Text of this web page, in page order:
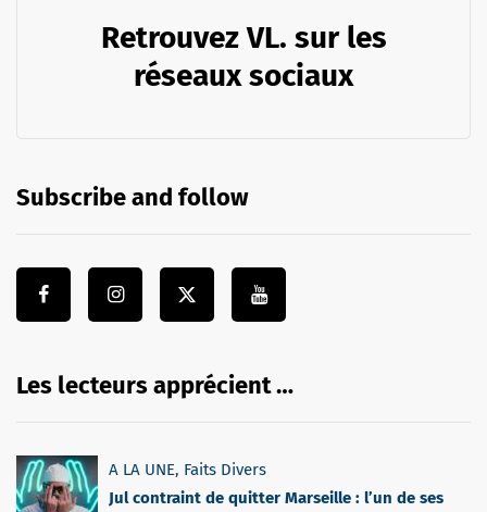
Retrouvez VL. sur les
réseaux sociaux
Subscribe and follow
Les lecteurs apprécient …
A LA UNE, Faits Divers
Jul contraint de quitter Marseille : l’un de ses